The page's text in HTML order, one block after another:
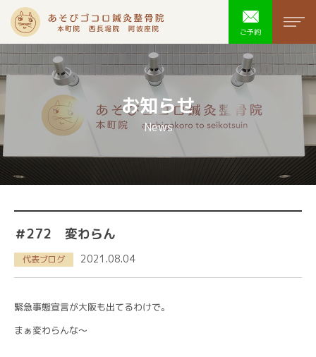
ご予約
あそびゴコ
お知らせ
News
＃272 変わらん
代表ブログ 2021.08.04
緊急事態宣言が大阪も出てるわけで。
まぁ変わらんな〜